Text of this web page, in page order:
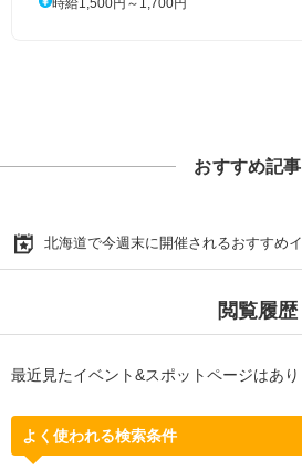
時給1,500円～1,700円
おすすめ記事
北海道で今週末に開催されるおすすめ
閲覧履歴
最近見たイベント&スポットページはあり
よく使われる検索条件